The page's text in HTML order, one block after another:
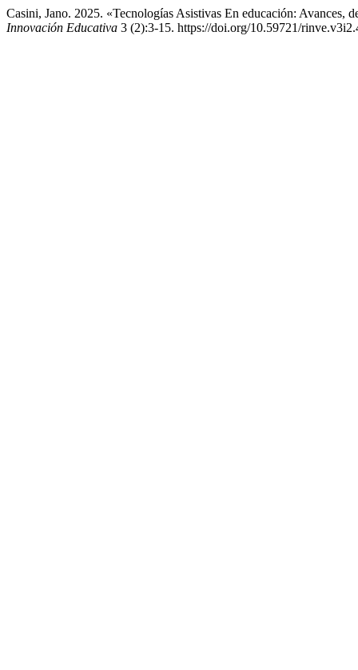
Casini, Jano. 2025. «Tecnologías Asistivas En educación: Avances,
Innovación Educativa 3 (2):3-15. https://doi.org/10.59721/